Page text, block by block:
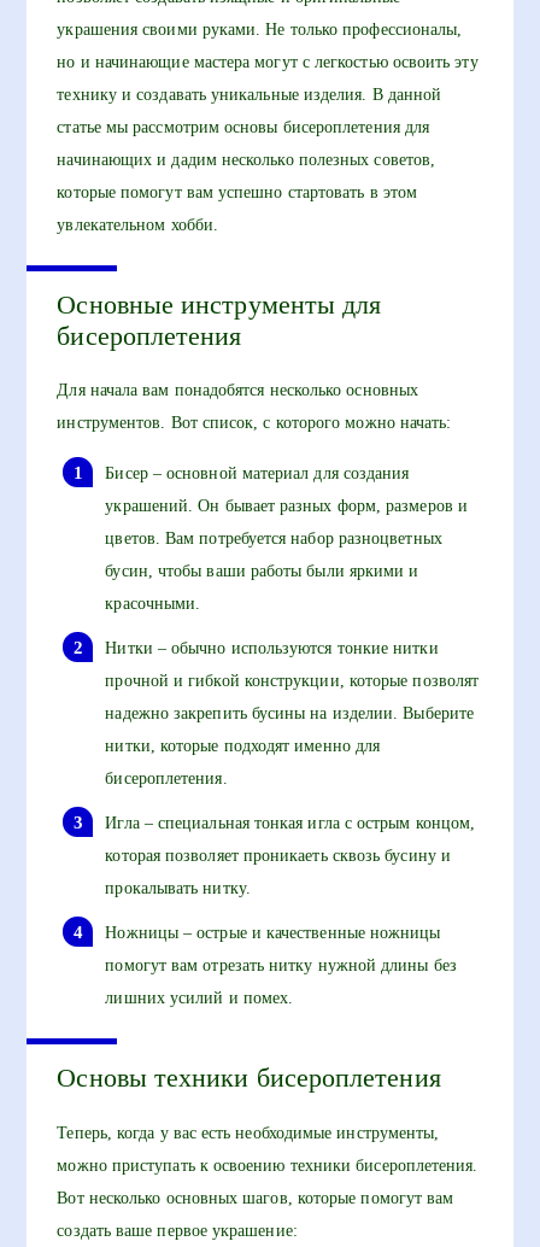
украшения своими руками. Не только профессионалы,
но и начинающие мастера могут с легкостью освоить эту
технику и создавать уникальные изделия. В данной
статье мы рассмотрим основы бисероплетения для
начинающих и дадим несколько полезных советов,
которые помогут вам успешно стартовать в этом
увлекательном хобби.
Основные инструменты для
бисероплетения
Для начала вам понадобятся несколько основных
инструментов. Вот список, с которого можно начать:
Бисер – основной материал для создания
украшений. Он бывает разных форм, размеров и
цветов. Вам потребуется набор разноцветных
бусин, чтобы ваши работы были яркими и
красочными.
Нитки – обычно используются тонкие нитки
прочной и гибкой конструкции, которые позволят
надежно закрепить бусины на изделии. Выберите
нитки, которые подходят именно для
бисероплетения.
Игла – специальная тонкая игла с острым концом,
которая позволяет проникаеть сквозь бусину и
прокалывать нитку.
Ножницы – острые и качественные ножницы
помогут вам отрезать нитку нужной длины без
лишних усилий и помех.
Основы техники бисероплетения
Теперь, когда у вас есть необходимые инструменты,
можно приступать к освоению техники бисероплетения.
Вот несколько основных шагов, которые помогут вам
создать ваше первое украшение: